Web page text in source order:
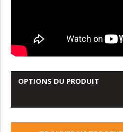
OPTIONS DU PRODUIT